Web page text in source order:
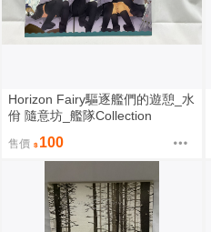
Horizon Fairy驅逐艦們的遊憩_水
佾 隨意坊_艦隊Collection
售價 100